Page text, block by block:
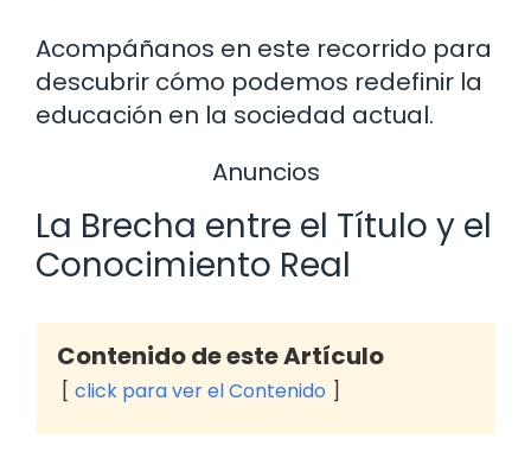
Acompáñanos en este recorrido para
descubrir cómo podemos redefinir la
educación en la sociedad actual.
Anuncios
La Brecha entre el Título y el
Conocimiento Real
Contenido de este Artículo
click para ver el Contenido